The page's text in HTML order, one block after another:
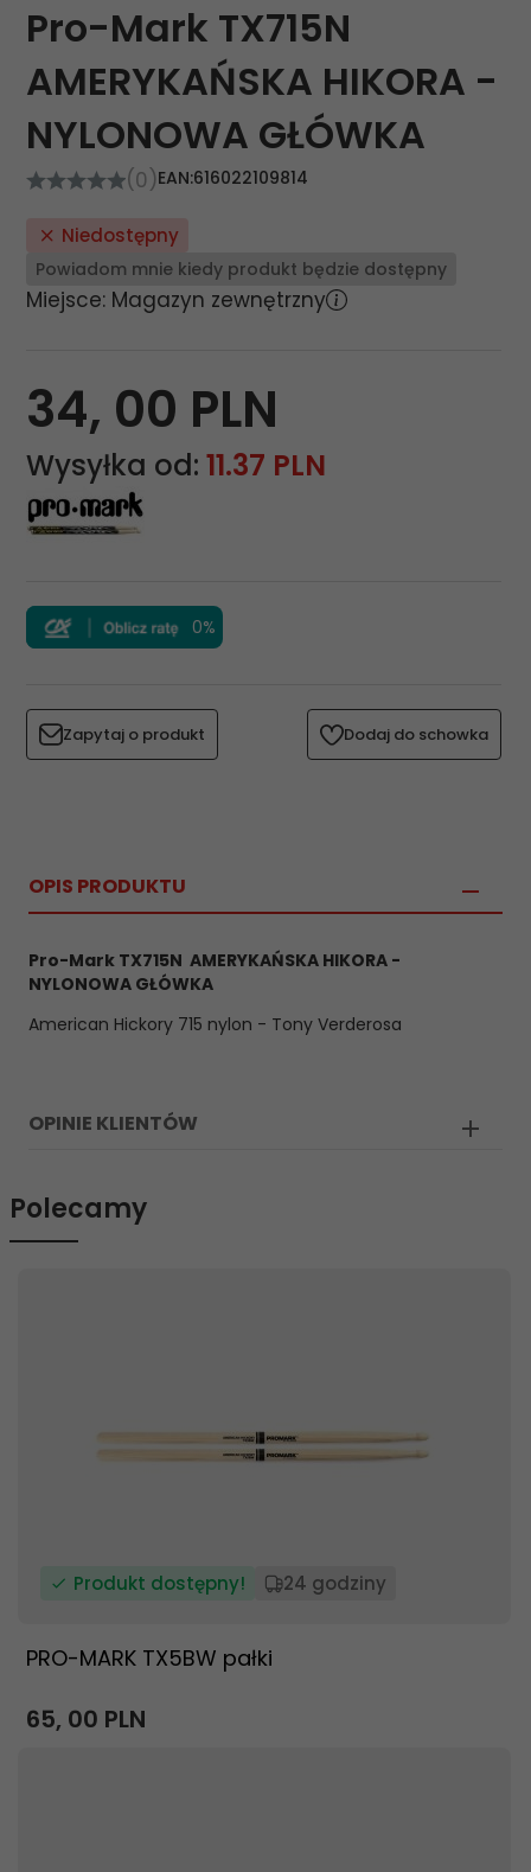
Pro-Mark TX715N
AMERYKAŃSKA HIKORA -
NYLONOWA GŁÓWKA
(0)EAN:616022109814
Niedostępny
Powiadom mnie kiedy produkt będzie dostępny
Miejsce: Magazyn zewnętrzny
34, 00 PLN
Wysyłka od: 11.37 PLN
0%
Zapytaj o produkt Dodaj do schowka
OPIS PRODUKTU
Pro-Mark TX715N AMERYKAŃSKA HIKORA -
NYLONOWA GŁÓWKA
American Hickory 715 nylon - Tony Verderosa
OPINIE KLIENTÓW
Polecamy
Produkt dostępny! 24 godziny
PRO-MARK TX5BW pałki
65, 00 PLN